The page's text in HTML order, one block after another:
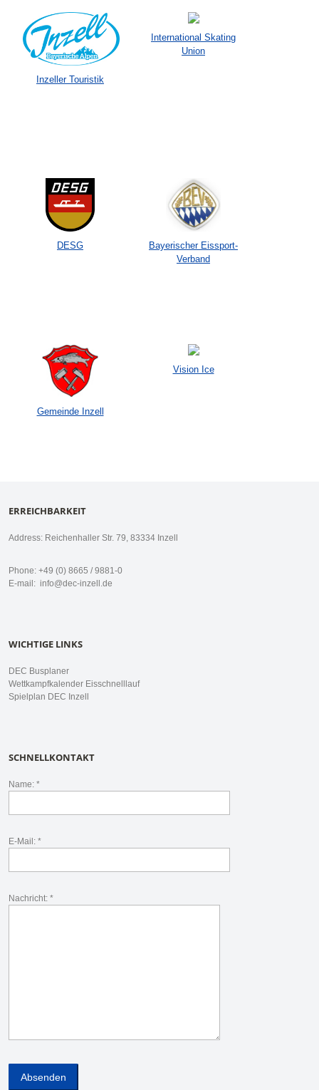
Inzeller Touristik
International Skating
Union
DESG
Bayerischer Eissport-
Verband
Gemeinde Inzell
Vision Ice
ERREICHBARKEIT
Address: Reichenhaller Str. 79, 83334 Inzell
Phone: +49 (0) 8665 / 9881-0
E-mail: info@dec-inzell.de
WICHTIGE LINKS
DEC Busplaner
Wettkampfkalender Eisschnelllauf
Spielplan DEC Inzell
SCHNELLKONTAKT
Name: *
E-Mail: *
Nachricht: *